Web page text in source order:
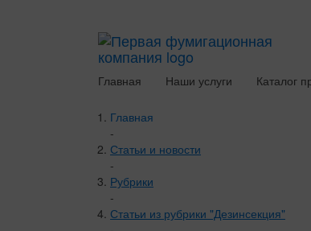
Главная Наши услуги Каталог
Главная
-
Статьи и новости
-
Рубрики
-
Статьи из рубрики "Дезинсекция"